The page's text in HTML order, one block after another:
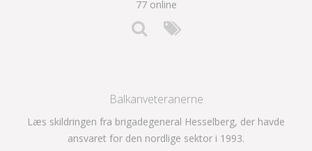
77 online
Balkanveteranerne
Læs skildringen fra brigadegeneral Hesselberg, der havde
ansvaret for den nordlige sektor i 1993.